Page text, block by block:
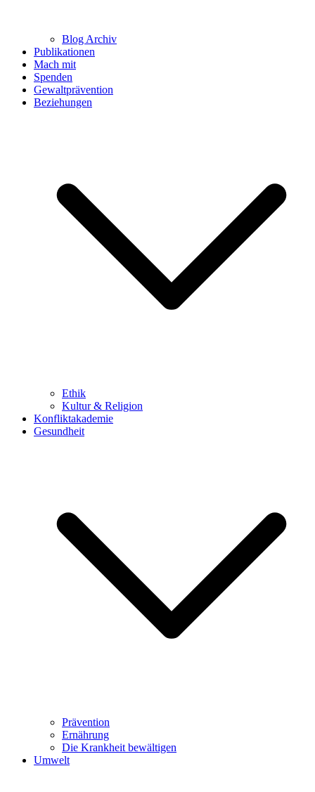
Blog Archiv
Publikationen
Mach mit
Spenden
Gewaltprävention
Beziehungen
Ethik
Kultur & Religion
Konfliktakademie
Gesundheit
Prävention
Ernährung
Die Krankheit bewältigen
Umwelt